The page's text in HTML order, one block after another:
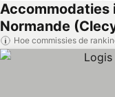
Accommodaties
Normande
Hoe commissies de